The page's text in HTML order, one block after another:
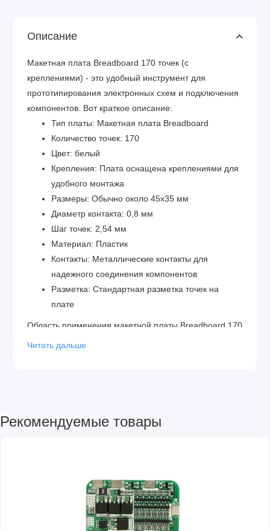
Описание
Макетная плата Breadboard 170 точек (с
креплениями) - это удобный инструмент для
прототипирования электронных схем и подключения
компонентов. Вот краткое описание:
Тип платы: Макетная плата Breadboard
Количество точек: 170
Цвет: белый
Крепления: Плата оснащена креплениями для
удобного монтажа
Размеры: Обычно около 45x35 мм
Диаметр контакта: 0,8 мм
Шаг точек: 2,54 мм
Материал: Пластик
Контакты: Металлические контакты для
надежного соединения компонентов
Разметка: Стандартная разметка точек на
плате
Область применения макетной платы Breadboard 170
точек включает:
образовательных целях для изучения основ
различных DIY-проектов, где требуется
временное соединение компонентов или
тестирование электронных устройств.
Читать дальше
Рекомендуемые товары